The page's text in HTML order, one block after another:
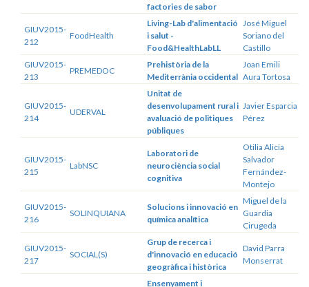
factories de sabor
GIUV2015-
212
FoodHealth
Living-Lab d'alimentació
i salut -
Food&HealthLabLL
José Miguel
Soriano del
Castillo
GIUV2015-
213
PREMEDOC
Prehistòria de la
Mediterrània occidental
Joan Emili
Aura Tortosa
GIUV2015-
214
UDERVAL
Unitat de
desenvolupament rural i
avaluació de politiques
públiques
Javier Esparcia
Pérez
GIUV2015-
215
LabNSC
Laboratori de
neurociència social
cognitiva
Otilia Alicia
Salvador
Fernández-
Montejo
GIUV2015-
216
SOLINQUIANA
Solucions i innovació en
química analítica
Miguel de la
Guardia
Cirugeda
GIUV2015-
217
SOCIAL(S)
Grup de recerca i
d'innovació en educació
geogràfica i històrica
David Parra
Monserrat
Ensenyament i